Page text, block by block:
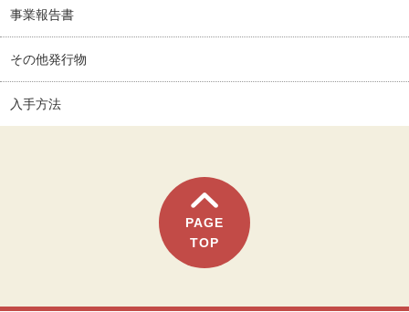
事業報告書
その他発行物
入手方法
PAGE
TOP